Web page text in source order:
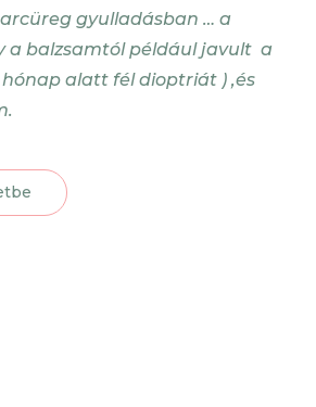
gyulladásban … a
a balzsamtól például javult a
alatt fél dioptriát ) ,és